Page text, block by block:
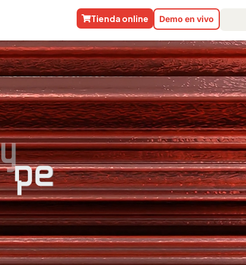
Search
...
Demo en vivo
Tienda online